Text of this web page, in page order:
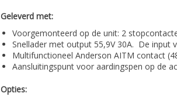
Geleverd met:
Voorgemonteerd op de unit: 2
Snellader met output 55,9V 30A. De input
Multifunctioneel Anderson AITM contact
Aansluitingspunt voor aardingspen op de
Opties: